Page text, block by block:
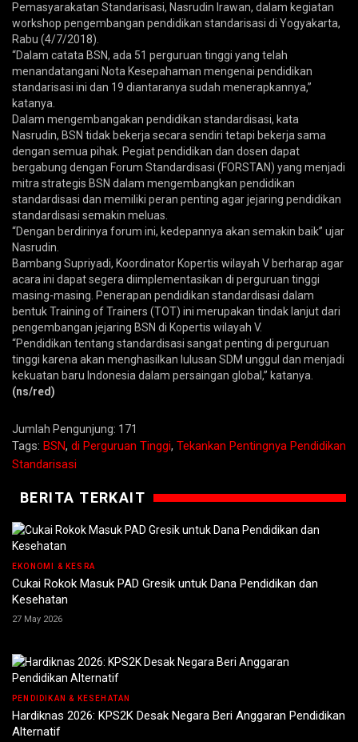
Pemasyarakatan Standarisasi, Nasrudin Irawan, dalam kegiatan
workshop pengembangan pendidikan standarisasi di Yogyakarta,
Rabu (4/7/2018).
“Dalam catata BSN, ada 51 perguruan tinggi yang telah
menandatangani Nota Kesepahaman mengenai pendidikan
standarisasi ini dan 19 diantaranya sudah menerapkannya,”
katanya.
Dalam mengembangakan pendidikan standardisasi, kata
Nasrudin, BSN tidak bekerja secara sendiri tetapi bekerja sama
dengan semua pihak. Pegiat pendidikan dan dosen dapat
bergabung dengan Forum Standardisasi (FORSTAN) yang menjadi
mitra strategis BSN dalam mengembangkan pendidikan
standardisasi dan memiliki peran penting agar jejaring pendidikan
standardisasi semakin meluas.
“Dengan berdirinya forum ini, kedepannya akan semakin baik” ujar
Nasrudin.
Bambang Supriyadi, Koordinator Kopertis wilayah V berharap agar
acara ini dapat segera diimplementasikan di perguruan tinggi
masing-masing. Penerapan pendidikan standardisasi dalam
bentuk Training of Trainers (TOT) ini merupakan tindak lanjut dari
pengembangan jejaring BSN di Kopertis wilayah V.
“Pendidikan tentang standardisasi sangat penting di perguruan
tinggi karena akan menghasilkan lulusan SDM unggul dan menjadi
kekuatan baru Indonesia dalam persaingan global,” katanya.
(ns/red)
Jumlah Pengunjung: 171
Tags: BSN, di Perguruan Tinggi, Tekankan Pentingnya Pendidikan
Standarisasi
BERITA TERKAIT
EKONOMI & KESRA
Cukai Rokok Masuk PAD Gresik untuk Dana Pendidikan dan
Kesehatan
27 May 2026
PENDIDIKAN & KESEHATAN
Hardiknas 2026: KPS2K Desak Negara Beri Anggaran Pendidikan
Alternatif